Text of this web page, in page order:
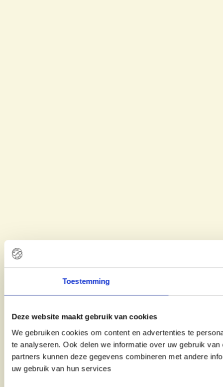
Toestemming
Deze website maakt gebruik van cookies
We gebruiken cookies om content en advertenties te
te analyseren. Ook delen we informatie over uw gebruik
partners kunnen deze gegevens combineren met andere
uw gebruik van hun services